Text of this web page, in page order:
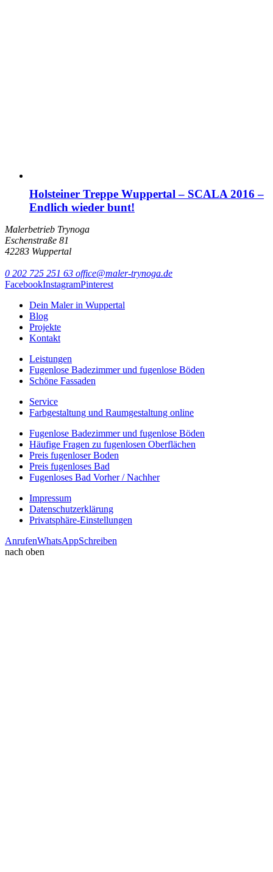
Holsteiner Treppe Wuppertal – SCALA 2016 –
Endlich wieder bunt!
Malerbetrieb Trynoga
Eschenstraße 81
42283 Wuppertal
0 202 725 251 63 office@maler-trynoga.de
FacebookInstagramPinterest
Dein Maler in Wuppertal
Blog
Projekte
Kontakt
Leistungen
Fugenlose Badezimmer und fugenlose Böden
Schöne Fassaden
Service
Farbgestaltung und Raumgestaltung online
Fugenlose Badezimmer und fugenlose Böden
Häufige Fragen zu fugenlosen Oberflächen
Preis fugenloser Boden
Preis fugenloses Bad
Fugenloses Bad Vorher / Nachher
Impressum
Datenschutzerklärung
Privatsphäre-Einstellungen
AnrufenWhatsAppSchreiben
nach oben